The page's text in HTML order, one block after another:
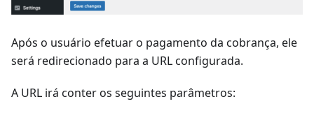
Após o usuário efetuar o pagamento da cobrança, ele
será redirecionado para a URL configurada.
A URL irá conter os seguintes parâmetros: